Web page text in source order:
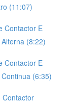
(11:07)
Contactor E
(8:22)
Contactor E
(6:35)
Contactor